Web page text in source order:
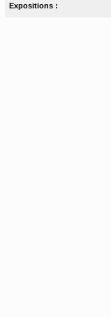
Expositions :